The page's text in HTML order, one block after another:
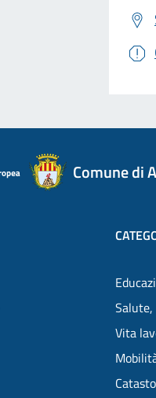
Comune di
Salute,
Vita